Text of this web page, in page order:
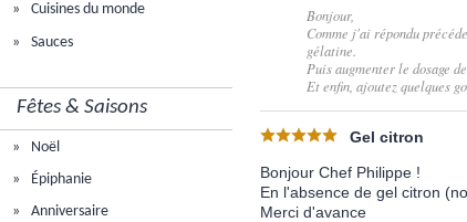
Cuisines du monde
Sauces
Fêtes & Saisons
Noël
Épiphanie
Anniversaire
Bonjour,
Comme j'ai répondu
gélatine.
Puis augmenter le dosage
Et enfin, ajoutez quelques
Gel citron
Bonjour Chef Philippe !
En l'absence de gel citron
Merci d'avance